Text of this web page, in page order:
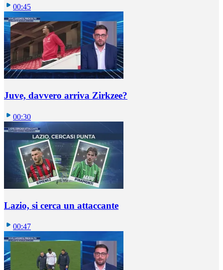
00:45
Juve, davvero arriva Zirkzee?
00:30
Lazio, si cerca un attaccante
00:47